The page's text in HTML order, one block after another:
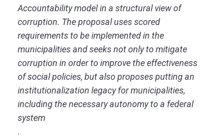
Accountability model in a structural view of
corruption. The proposal uses scored
requirements to be implemented in the
municipalities and seeks not only to mitigate
corruption in order to improve the effectiveness
of social policies, but also proposes putting an
institutionalization legacy for municipalities,
including the necessary autonomy to a federal
system
.